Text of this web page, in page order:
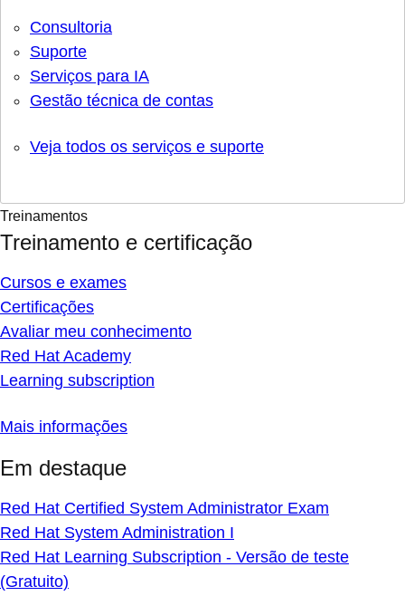
Consultoria
Suporte
Serviços para IA
Gestão técnica de contas
Veja todos os serviços e suporte
Treinamentos
Treinamento e certificação
Cursos e exames
Certificações
Avaliar meu conhecimento
Red Hat Academy
Learning subscription
Mais informações
Em destaque
Red Hat Certified System Administrator Exam
Red Hat System Administration I
Red Hat Learning Subscription - Versão de teste
(Gratuito)